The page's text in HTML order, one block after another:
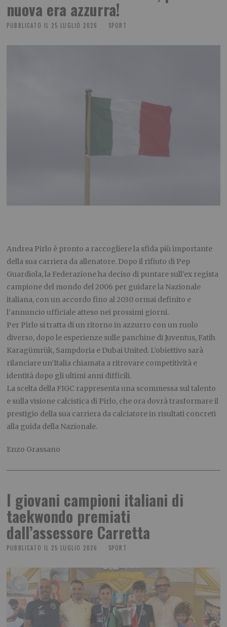
nuova era azzurra!
PUBBLICATO IL 25 LUGLIO 2026 SPORT
Andrea Pirlo è pronto a raccogliere la sfida più importante
della sua carriera da allenatore. Dopo il rifiuto di Pep
Guardiola, la Federazione ha deciso di puntare sull’ex regista
campione del mondo del 2006 per guidare la Nazionale
italiana, con un accordo fino al 2030 ormai definito e
l’annuncio ufficiale atteso nei prossimi giorni.
Per Pirlo si tratta di un ritorno in azzurro con un ruolo
diverso, dopo le esperienze sulle panchine di Juventus, Fatih
Karagümrük, Sampdoria e Dubai United. L’obiettivo sarà
rilanciare un’Italia chiamata a ritrovare competitività e
identità dopo gli ultimi anni difficili.
La scelta della FIGC rappresenta una scommessa sul talento
e sulla visione calcistica di Pirlo, che ora dovrà trasformare il
prestigio della sua carriera da calciatore in risultati concreti
alla guida della Nazionale.
Enzo Grassano
I giovani campioni italiani di
taekwondo premiati
dall’assessore Carretta
PUBBLICATO IL 25 LUGLIO 2026 SPORT